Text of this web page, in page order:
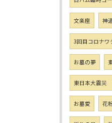
文楽座 神
3回目コロナワ
お墓の夢
東日本大震災
お墓愛 花